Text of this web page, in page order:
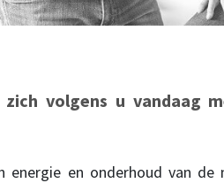
volgens u vandaag
energie en onderhoud van